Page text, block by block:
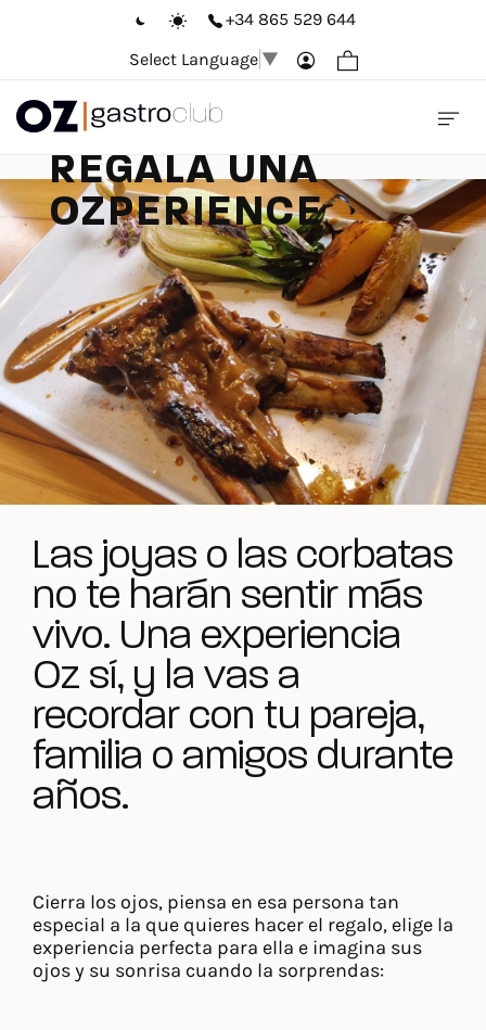
+34 865 529 644
Select Language ▼
REGALA MAGIA.
REGALA UNA
OZPERIENCE
Las joyas o las corbatas
no te harán sentir más
vivo. Una experiencia
Oz sí, y la vas a
recordar con tu pareja,
familia o amigos durante
años.
Cierra los ojos, piensa en esa persona tan
especial a la que quieres hacer el regalo, elige la
experiencia perfecta para ella e imagina sus
ojos y su sonrisa cuando la sorprendas: